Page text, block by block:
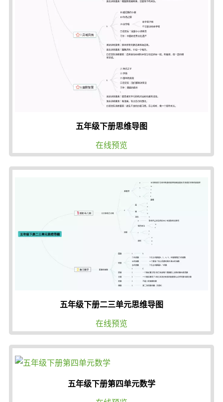
五年级下册思维导图
在线预览
五年级下册二三单元思维导图
在线预览
五年级下册第四单元数学